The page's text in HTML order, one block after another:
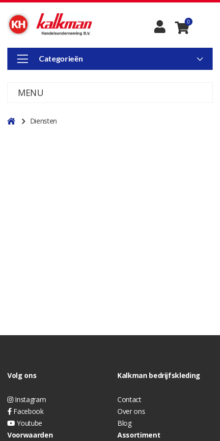
0
Categorieën
MENU
Diensten
Volg ons
Instagram
Facebook
Youtube
Kalkman bedrijfskleding
Contact
Over ons
Blog
Voorwaarden
Assortiment